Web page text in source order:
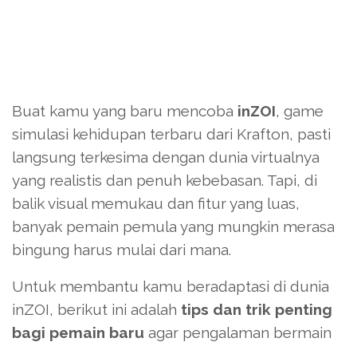
Buat kamu yang baru mencoba inZOI, game
simulasi kehidupan terbaru dari Krafton, pasti
langsung terkesima dengan dunia virtualnya
yang realistis dan penuh kebebasan. Tapi, di
balik visual memukau dan fitur yang luas,
banyak pemain pemula yang mungkin merasa
bingung harus mulai dari mana.
Untuk membantu kamu beradaptasi di dunia
inZOI, berikut ini adalah tips dan trik penting
bagi pemain baru agar pengalaman bermain